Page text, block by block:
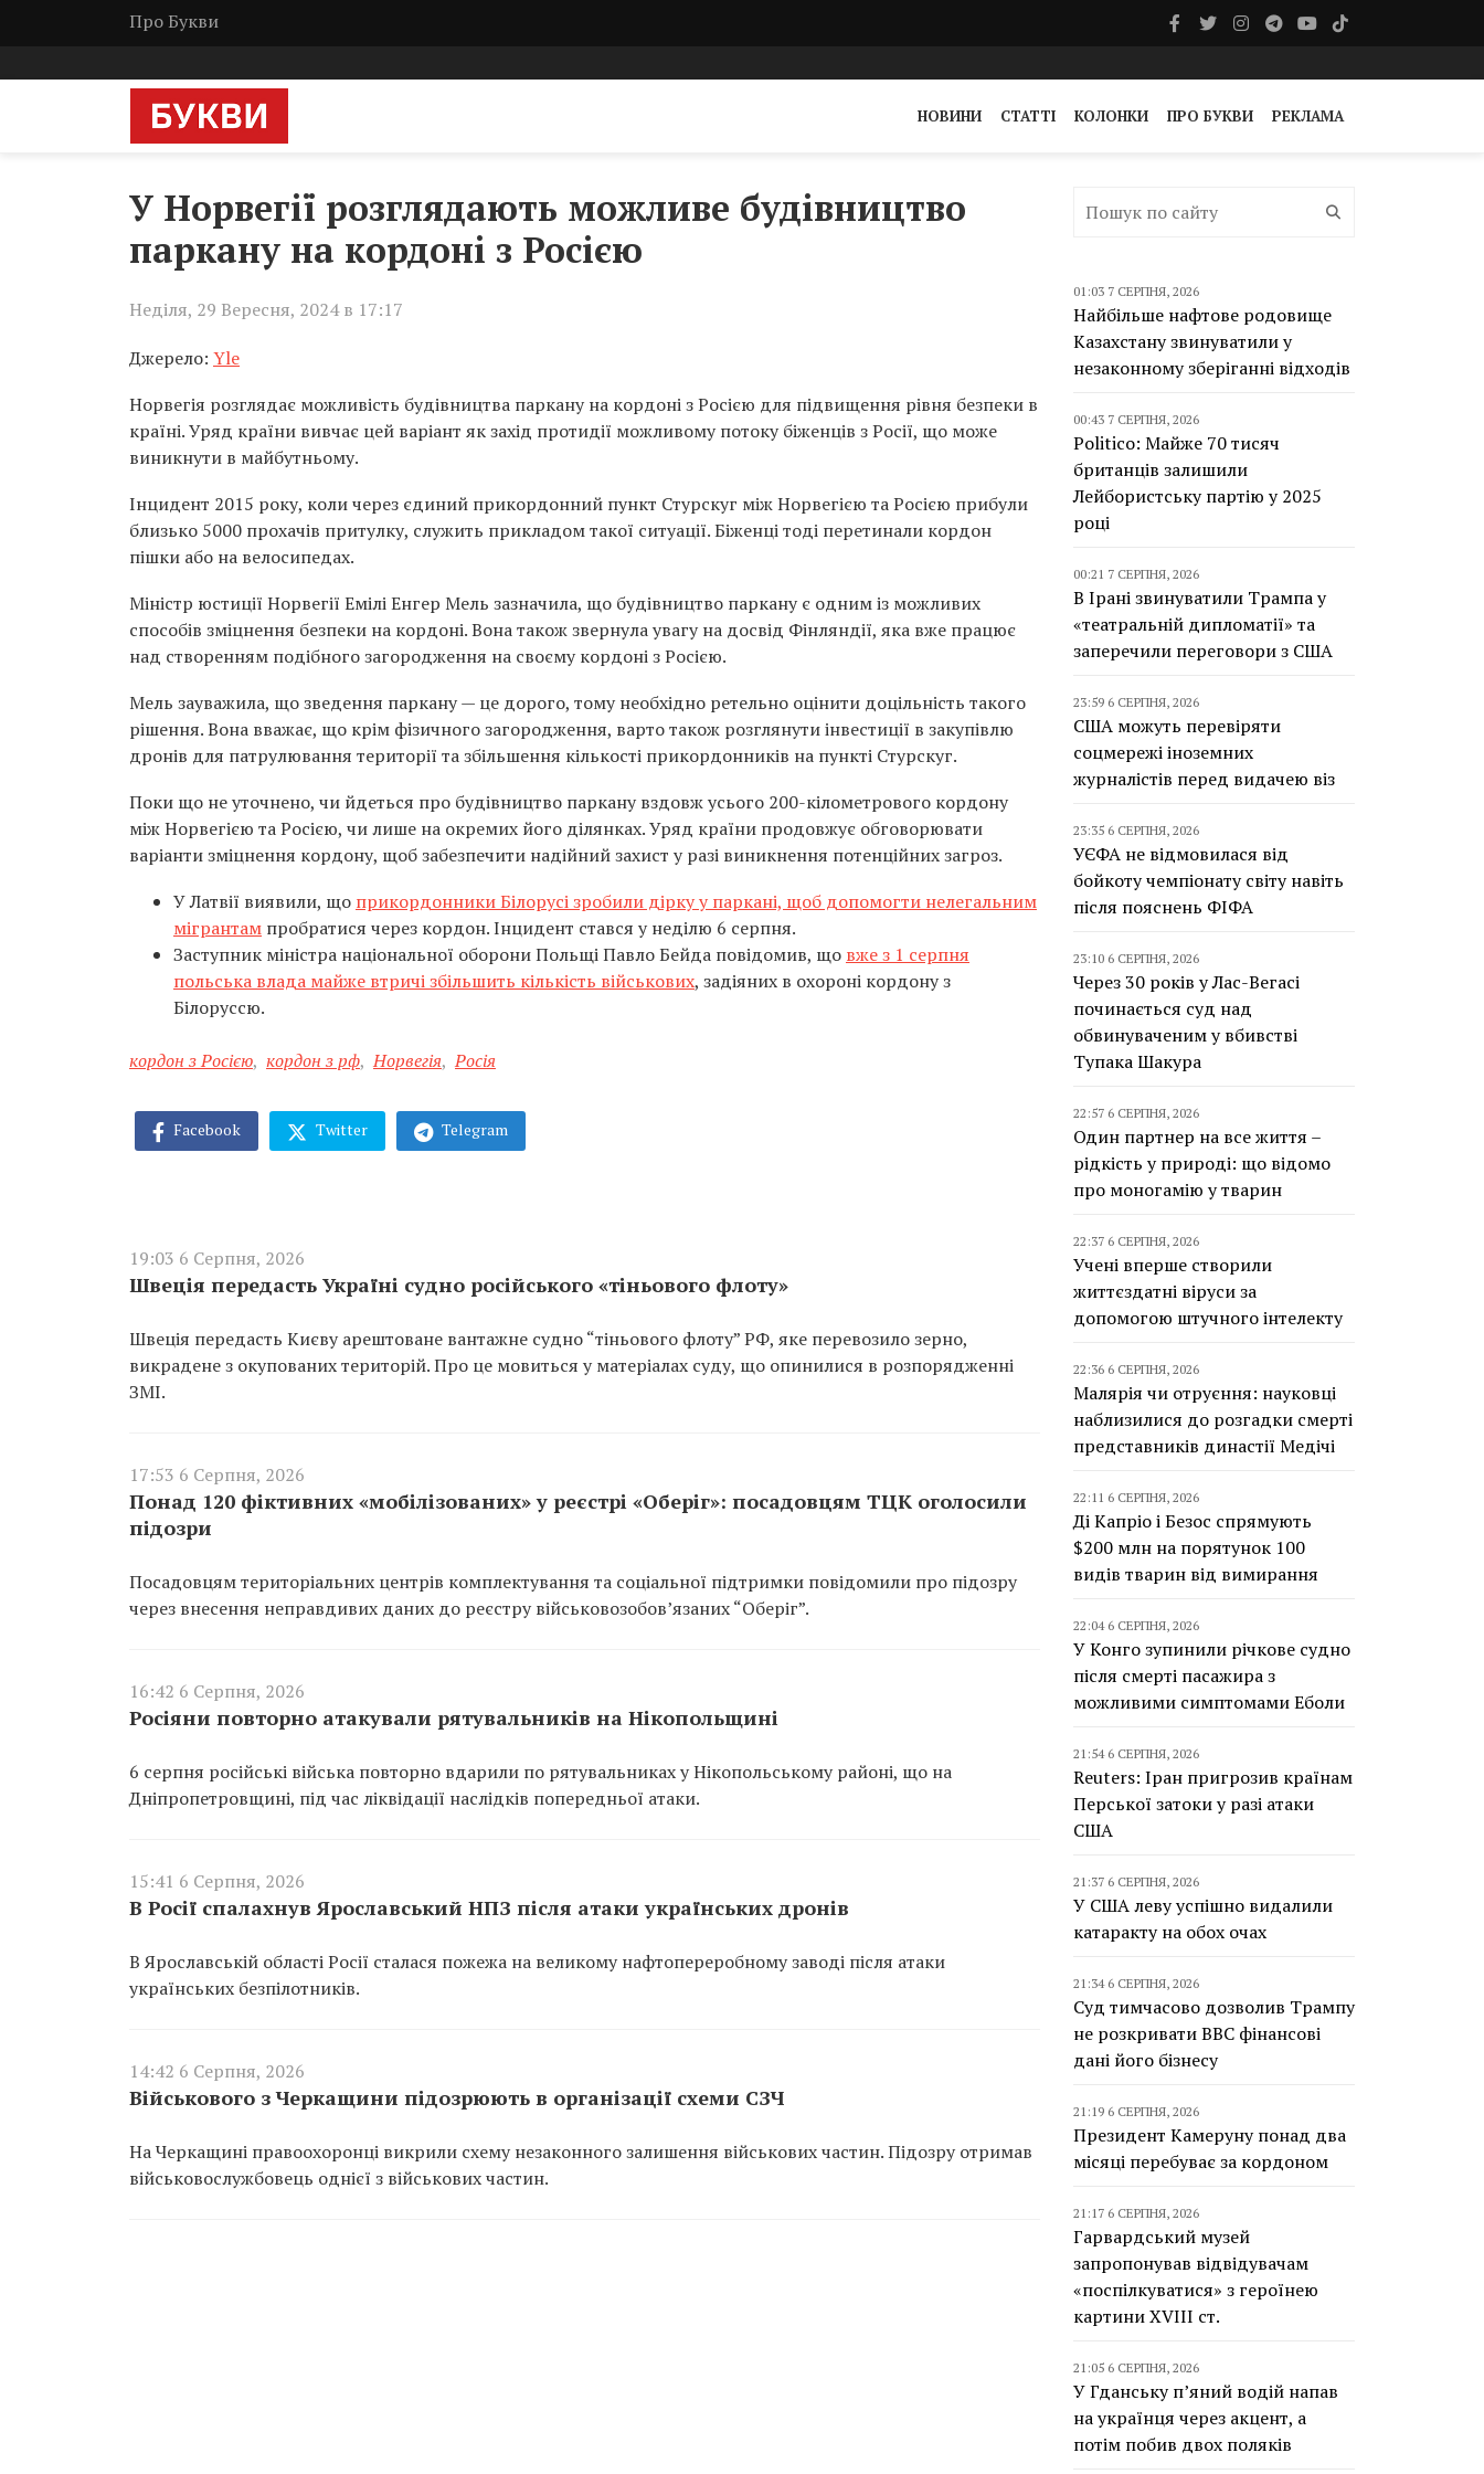
Про Букви
НОВИНИ СТАТТІ КОЛОНКИ ПРО БУКВИ РЕКЛАМА
У Норвегії розглядають можливе будівництво
паркану на кордоні з Росією
Неділя, 29 Вересня, 2024 в 17:17
Джерело: Yle
Норвегія розглядає можливість будівництва паркану на кордоні з Росією для підвищення рівня безпеки в
країні. Уряд країни вивчає цей варіант як захід протидії можливому потоку біженців з Росії, що може
виникнути в майбутньому.
Інцидент 2015 року, коли через єдиний прикордонний пункт Стурскуг між Норвегією та Росією прибули
близько 5000 прохачів притулку, служить прикладом такої ситуації. Біженці тоді перетинали кордон
пішки або на велосипедах.
Міністр юстиції Норвегії Емілі Енгер Мель зазначила, що будівництво паркану є одним із можливих
способів зміцнення безпеки на кордоні. Вона також звернула увагу на досвід Фінляндії, яка вже працює
над створенням подібного загородження на своєму кордоні з Росією.
Мель зауважила, що зведення паркану — це дорого, тому необхідно ретельно оцінити доцільність такого
рішення. Вона вважає, що крім фізичного загородження, варто також розглянути інвестиції в закупівлю
дронів для патрулювання території та збільшення кількості прикордонників на пункті Стурскуг.
Поки що не уточнено, чи йдеться про будівництво паркану вздовж усього 200-кілометрового кордону
між Норвегією та Росією, чи лише на окремих його ділянках. Уряд країни продовжує обговорювати
варіанти зміцнення кордону, щоб забезпечити надійний захист у разі виникнення потенційних загроз.
У Латвії виявили, що прикордонники Білорусі зробили дірку у паркані, щоб допомогти нелегальним
мігрантам пробратися через кордон. Інцидент стався у неділю 6 серпня.
Заступник міністра національної оборони Польщі Павло Бейда повідомив, що вже з 1 серпня
польська влада майже втричі збільшить кількість військових, задіяних в охороні кордону з
Білоруссю.
кордон з Росією, кордон з рф, Норвегія, Росія
Facebook Twitter Telegram
19:03 6 Серпня, 2026
Швеція передасть Україні судно російського «тіньового флоту»
Швеція передасть Києву арештоване вантажне судно “тіньового флоту” РФ, яке перевозило зерно,
викрадене з окупованих територій. Про це мовиться у матеріалах суду, що опинилися в розпорядженні
ЗМІ.
17:53 6 Серпня, 2026
Понад 120 фіктивних «мобілізованих» у реєстрі «Оберіг»: посадовцям ТЦК оголосили
підозри
Посадовцям територіальних центрів комплектування та соціальної підтримки повідомили про підозру
через внесення неправдивих даних до реєстру військовозобов’язаних “Оберіг”.
16:42 6 Серпня, 2026
Росіяни повторно атакували рятувальників на Нікопольщині
6 серпня російські війська повторно вдарили по рятувальниках у Нікопольському районі, що на
Дніпропетровщині, під час ліквідації наслідків попередньої атаки.
15:41 6 Серпня, 2026
В Росії спалахнув Ярославський НПЗ після атаки українських дронів
В Ярославській області Росії сталася пожежа на великому нафтопереробному заводі після атаки
українських безпілотників.
14:42 6 Серпня, 2026
Військового з Черкащини підозрюють в організації схеми СЗЧ
На Черкащині правоохоронці викрили схему незаконного залишення військових частин. Підозру отримав
військовослужбовець однієї з військових частин.
01:03 7 СЕРПНЯ, 2026
Найбільше нафтове родовище
Казахстану звинуватили у
незаконному зберіганні відходів
00:43 7 СЕРПНЯ, 2026
Politico: Майже 70 тисяч
британців залишили
Лейбористську партію у 2025
році
00:21 7 СЕРПНЯ, 2026
В Ірані звинуватили Трампа у
«театральній дипломатії» та
заперечили переговори з США
23:59 6 СЕРПНЯ, 2026
США можуть перевіряти
соцмережі іноземних
журналістів перед видачею віз
23:35 6 СЕРПНЯ, 2026
УЄФА не відмовилася від
бойкоту чемпіонату світу навіть
після пояснень ФІФА
23:10 6 СЕРПНЯ, 2026
Через 30 років у Лас-Вегасі
починається суд над
обвинуваченим у вбивстві
Тупака Шакура
22:57 6 СЕРПНЯ, 2026
Один партнер на все життя –
рідкість у природі: що відомо
про моногамію у тварин
22:37 6 СЕРПНЯ, 2026
Учені вперше створили
життєздатні віруси за
допомогою штучного інтелекту
22:36 6 СЕРПНЯ, 2026
Малярія чи отруєння: науковці
наблизилися до розгадки смерті
представників династії Медічі
22:11 6 СЕРПНЯ, 2026
Ді Капріо і Безос спрямують
$200 млн на порятунок 100
видів тварин від вимирання
22:04 6 СЕРПНЯ, 2026
У Конго зупинили річкове судно
після смерті пасажира з
можливими симптомами Еболи
21:54 6 СЕРПНЯ, 2026
Reuters: Іран пригрозив країнам
Перської затоки у разі атаки
США
21:37 6 СЕРПНЯ, 2026
У США леву успішно видалили
катаракту на обох очах
21:34 6 СЕРПНЯ, 2026
Суд тимчасово дозволив Трампу
не розкривати BBC фінансові
дані його бізнесу
21:19 6 СЕРПНЯ, 2026
Президент Камеруну понад два
місяці перебуває за кордоном
21:17 6 СЕРПНЯ, 2026
Гарвардський музей
запропонував відвідувачам
«поспілкуватися» з героїнею
картини XVIII ст.
21:05 6 СЕРПНЯ, 2026
У Гданську п’яний водій напав
на українця через акцент, а
потім побив двох поляків